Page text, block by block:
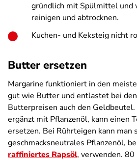
gründlich mit Spülmittel und
reinigen und abtrocknen.
Kuchen- und Keksteig nicht
Butter ersetzen
Margarine funktioniert in den
gut wie Butter und entlastet bei
Butterpreisen auch den
ergänzt mit Pflanzenöl, kann einen
ersetzen. Bei Rührteigen kann
geschmacksneutrales Pflanzenöl,
raffiniertes Rapsöl, verwenden. 80